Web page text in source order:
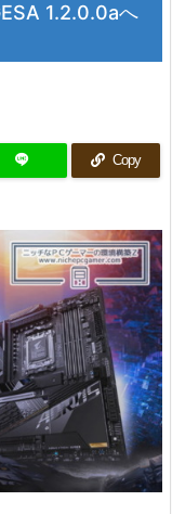
1.2.0.0aへ
Copy